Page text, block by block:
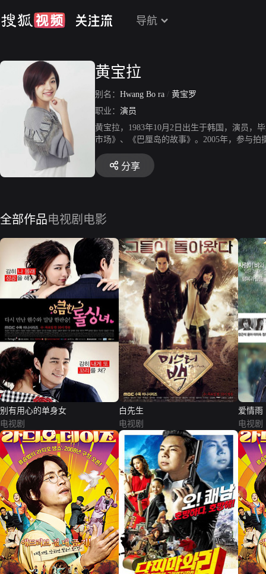
导航
黄宝拉
别名： Hwang Bo ra / 黄宝罗
职业： 演员
黄宝拉，1983年10月2日出生于韩国，演员，
市场》、《巴厘岛的故事》。2005年，参与
7年，参与拍摄电影《不名誉的一家》，凭借
年，与金起范主演电影《注文津》。2012年
唐宛如。2018年，出演tvN电视台新周三周四
分享
全部作品电视剧 电影
别有用心的单身女
电视剧
白先生
电视剧
爱情雨
电视剧